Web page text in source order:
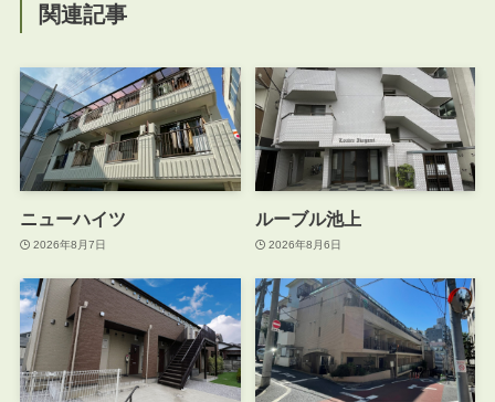
関連記事
ニューハイツ
2026年8月7日
ルーブル池上
2026年8月6日